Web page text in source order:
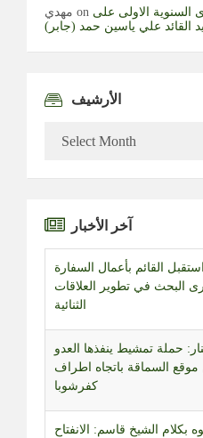
مهدي on السنوية الاولى على
القائد علي ياسين حمد (جابر)
الأرشيف
آخر الأخبار
القائم بأعمال السفارة
البحث في تطوير العلاقات
الثنائية
حملة تمشيط ينفذها العدو
السماقة باتجاه اطراف
كفرشوبا
بكلام الشيخ قاسم: الانفتاح